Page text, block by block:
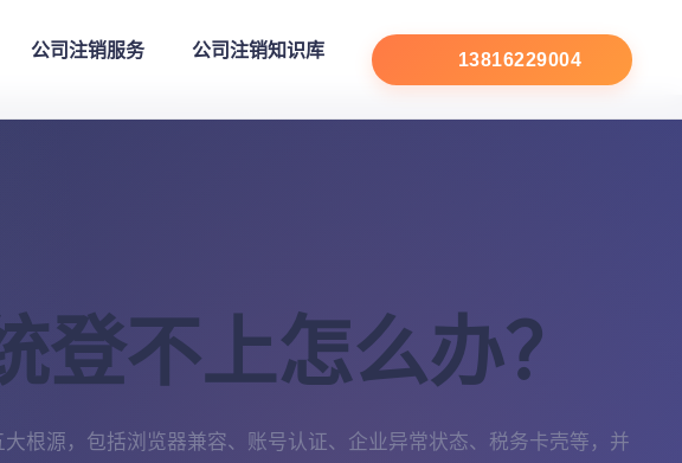
公司注销服务 公司注销知识库 13816229004
登不上怎么办？
根源，包括浏览器兼容、账号认证、企业异常状态、税务卡壳等，并